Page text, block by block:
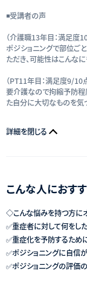
◾️受講者の声
（介護職13年目：満足度
ポジショニングで部位ご
ただき、可能性はこんな
（PT11年目：満足度9/10
要介護なので拘縮予防程
た自分に大切なものを気
詳細を閉じる
こんな人におす
◇こんな悩みを持つ方に
✅重症者に対して何をし
✅重症化を予防するため
✅ポジショニングに自信
✅ポジショニングの評価